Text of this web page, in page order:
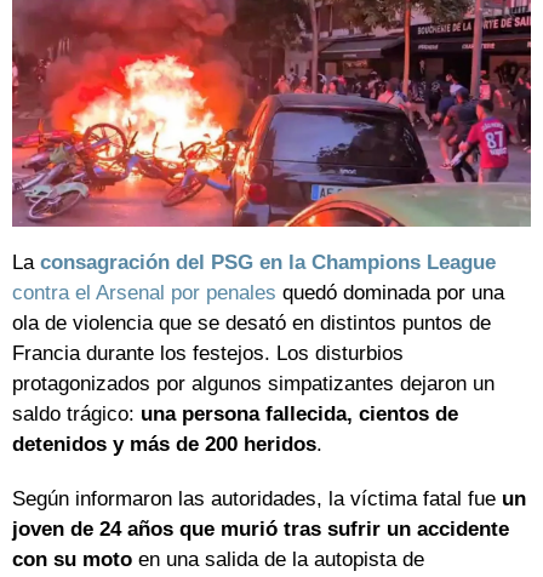
La consagración del PSG en la Champions League
contra el Arsenal por penales quedó dominada por una
ola de violencia que se desató en distintos puntos de
Francia durante los festejos. Los disturbios
protagonizados por algunos simpatizantes dejaron un
saldo trágico: una persona fallecida, cientos de
detenidos y más de 200 heridos.
Según informaron las autoridades, la víctima fatal fue un
joven de 24 años que murió tras sufrir un accidente
con su moto en una salida de la autopista de